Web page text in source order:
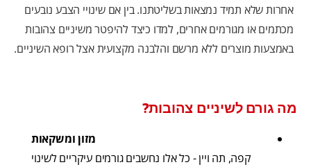
אחרות שלא תמיד נמצאות בשליטתנו. בין אם שינויי הצבע נובעים
מכתמים או מגורמים אחרים, למדו כיצד להיפטר משיניים צהובות
באמצעות מוצרים ללא מרשם והלבנה מקצועית אצל רופא השיניים.
מה גורם לשיניים צהובות?
מזון ומשקאות
קפה, תה ויין - כל אלו נחשבים גורמים עיקריים לשינוי